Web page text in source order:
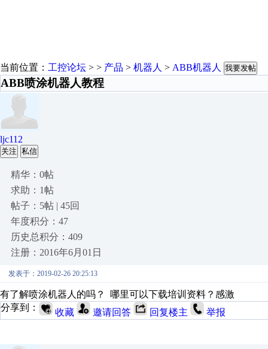
当前位置： 工控论坛 > > 产品 > 机器人 > ABB机器人 我要发帖
ABB喷涂机器人教程
ljc112
关注 私信
精华：0帖
求助：1帖
帖子：5帖 | 45回
年度积分：47
历史总积分：409
注册：2016年6月01日
发表于：2019-02-26 20:25:13
有了解喷涂机器人的吗？ 哪里可以下载培训资料？感激
分享到：
收藏 邀请回答 回复楼主 举报